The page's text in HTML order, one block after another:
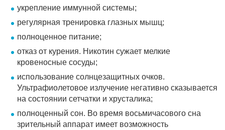
укрепление иммунной системы;
регулярная тренировка глазных мышц;
полноценное питание;
отказ от курения. Никотин сужает мелкие
кровеносные сосуды;
использование солнцезащитных очков.
Ультрафиолетовое излучение негативно сказывается
на состоянии сетчатки и хрусталика;
полноценный сон. Во время восьмичасового сна
зрительный аппарат имеет возможность